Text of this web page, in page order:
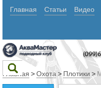
Главная Статьи Видео
Главная >Охота > Плотики >